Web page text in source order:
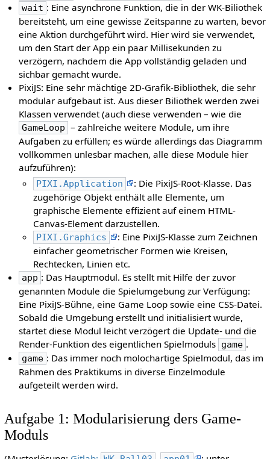
wait : Eine asynchrone Funktion, die in der WK-Biliothek
bereitsteht, um eine gewisse Zeitspanne zu warten, bevor
eine Aktion durchgeführt wird. Hier wird sie verwendet,
um den Start der App ein paar Millisekunden zu
verzögern, nachdem die App vollständig geladen und
sichbar gemacht wurde.
PixiJS: Eine sehr mächtige 2D-Grafik-Bibliothek, die sehr
modular aufgebaut ist. Aus dieser Biliothek werden zwei
Klassen verwendet (auch diese verwenden – wie die
GameLoop – zahlreiche weitere Module, um ihre
Aufgaben zu erfüllen; es würde allerdings das Diagramm
vollkommen unlesbar machen, alle diese Module hier
aufzuführen):
PIXI.Application
: Die PixiJS-Root-Klasse. Das
zugehörige Objekt enthält alle Elemente, um
graphische Elemente effizient auf einem HTML-
Canvas-Element darzustellen.
PIXI.Graphics
: Eine PixiJS-Klasse zum Zeichnen
einfacher geometrischer Formen wie Kreisen,
Rechtecken, Linien etc.
app : Das Hauptmodul. Es stellt mit Hilfe der zuvor
genannten Module die Spielumgebung zur Verfügung:
Eine PixiJS-Bühne, eine Game Loop sowie eine CSS-Datei.
Sobald die Umgebung erstellt und initialisiert wurde,
startet diese Modul leicht verzögert die Update- und die
Render-Funktion des eigentlichen Spielmoduls game .
game : Das immer noch molochartige Spielmodul, das im
Rahmen des Praktikums in diverse Einzelmodule
aufgeteilt werden wird.
Aufgabe 1: Modularisierung ders Game-
Moduls